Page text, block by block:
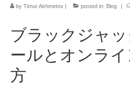
by Timur Akhmetov | posted in: Blog |
ブラックジャ
ールとオンラ
方